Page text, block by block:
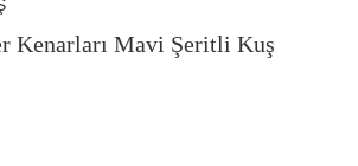
Kenarları Mavi Şeritli Kuş